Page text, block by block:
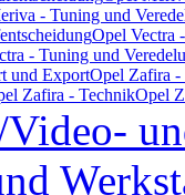
- Tuning und
Opel Vectra
- Tuning und
und ExportOpel Zafira -
Zafira - TechnikOpel